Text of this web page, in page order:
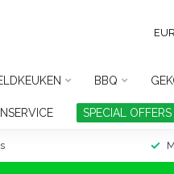
EUR
BBQ
SPECIAL OFFERS